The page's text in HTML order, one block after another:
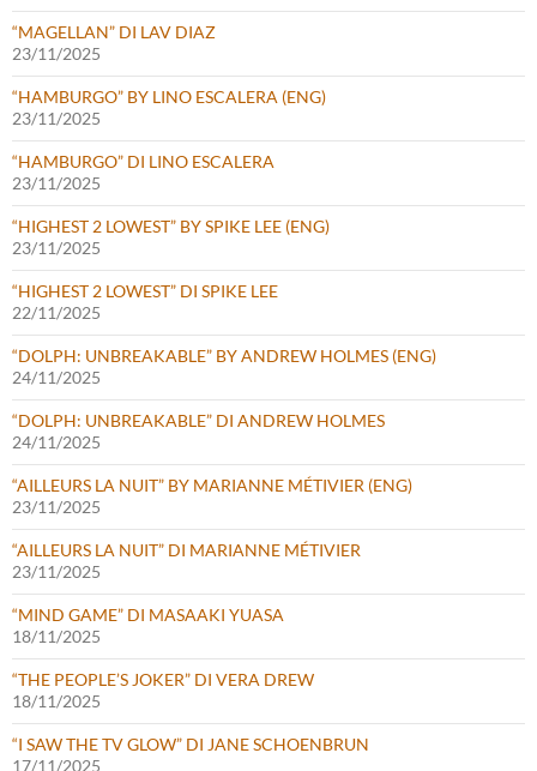
“MAGELLAN” DI LAV DIAZ
23/11/2025
“HAMBURGO” BY LINO ESCALERA (ENG)
23/11/2025
“HAMBURGO” DI LINO ESCALERA
23/11/2025
“HIGHEST 2 LOWEST” BY SPIKE LEE (ENG)
23/11/2025
“HIGHEST 2 LOWEST” DI SPIKE LEE
22/11/2025
“DOLPH: UNBREAKABLE” BY ANDREW HOLMES (ENG)
24/11/2025
“DOLPH: UNBREAKABLE” DI ANDREW HOLMES
24/11/2025
“AILLEURS LA NUIT” BY MARIANNE MÉTIVIER (ENG)
23/11/2025
“AILLEURS LA NUIT” DI MARIANNE MÉTIVIER
23/11/2025
“MIND GAME” DI MASAAKI YUASA
18/11/2025
“THE PEOPLE’S JOKER” DI VERA DREW
18/11/2025
“I SAW THE TV GLOW” DI JANE SCHOENBRUN
17/11/2025